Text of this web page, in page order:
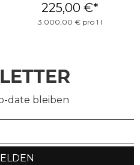
225,00 €*
3.000,00 € pro 1 l
date bleiben